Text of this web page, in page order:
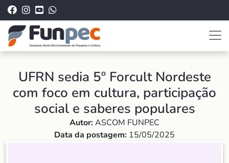
UFRN sedia 5º Forcult Nordeste
com foco em cultura, participação
social e saberes populares
Autor:ASCOM FUNPEC
Data da postagem: 15/05/2025